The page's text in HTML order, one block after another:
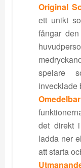
Original
ett unikt
fångar
spelare
invecklade
det direkt
ladda ner
att starta